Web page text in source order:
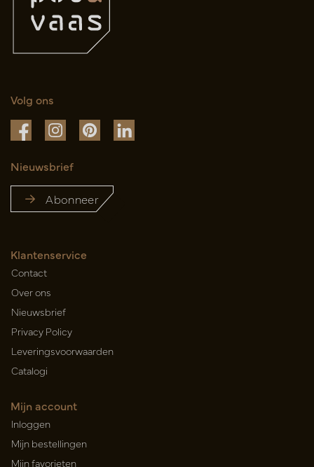
Volg ons
Nieuwsbrief
Abonneer
Klantenservice
Contact
Over ons
Nieuwsbrief
Privacy Policy
Leveringsvoorwaarden
Catalogi
Mijn account
Inloggen
Mijn bestellingen
Mijn favorieten